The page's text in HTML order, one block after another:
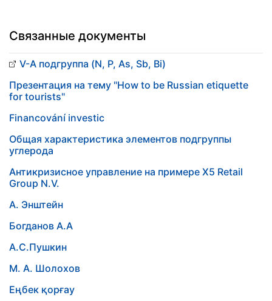
Связанные документы
V-А подгруппа (N, P, As, Sb, Bi)
Презентация на тему "How to be Russian etiquette
for tourists"
Financování investic
Общая характеристика элементов подгруппы
углерода
Антикризисное управление на примере X5 Retail
Group N.V.
А. Энштейн
Богданов А.А
А.С.Пушкин
М. А. Шолохов
Еңбек қорғау